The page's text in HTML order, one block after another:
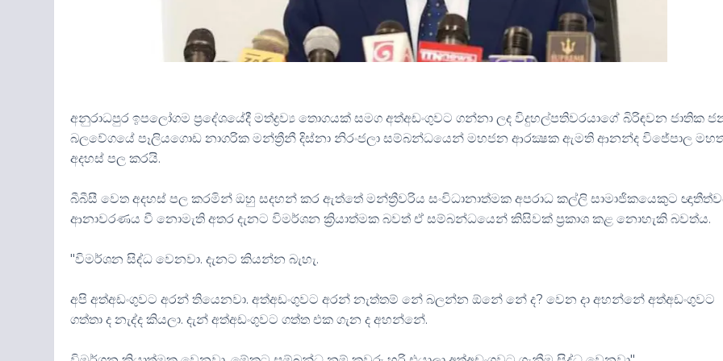
අනුරාධපුර ඉපලෝගම ප්‍රදේශයේදී මත්ද්‍රව්‍ය තොගයක් සමග අත්අඩංගුවට ගන්නා ලද විදුහල්පතිවරයාගේ බිරිඳවන ජාතික
බලවේගයේ පෑලියගොඩ නාගරික මන්ත්‍රීනී දිස්නා නිරංජලා සම්බන්ධයෙන් මහජන ආරක්‍ෂක ඇමති ආනන්ද විජේපාල
අදහස් පල කරයි.
බීබීසී වෙත අදහස් පල කරමින් ඔහු සදහන් කර ඇත්තේ මන්ත්‍රීවරිය සංවිධානාත්මක අපරාධ කල්ලි සාමාජිකයෙකුට
ආනාවරණය වී නොමැති අතර දැනට විමර්ශන ක්‍රියාත්මක බවත් ඒ සම්බන්ධයෙන් කිසිවක් ප්‍රකාශ කළ නොහැකි බවත්ය.
"විමර්ශන සිද්ධ වෙනවා. දැනට කියන්න බැහැ.
අපි අත්අඩංගුවට අරන් තියෙනවා. අත්අඩංගුවට අරන් නැත්තම් නේ බලන්න ඕනේ නේ ද? වෙන දා අහන්නේ අත්අඩංගුවට
ගත්තා ද නැද්ද කියලා. දැන් අත්අඩංගුවට ගත්ත එක ගැන ද අහන්නේ.